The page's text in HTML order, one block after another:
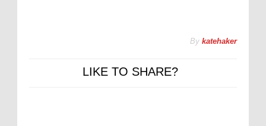
By katehaker
LIKE TO SHARE?